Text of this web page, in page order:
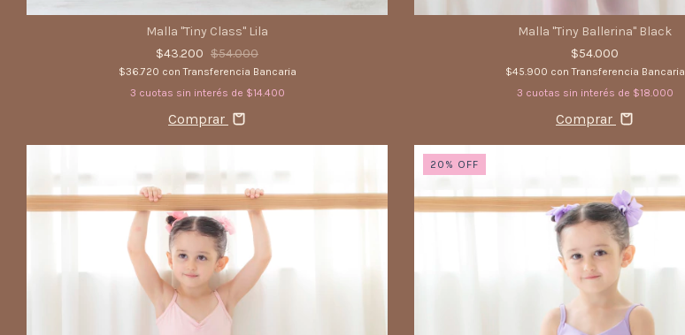
Malla "Tiny Class" Lila
$43.200 $54.000
$36.720 con Transferencia Bancaria
3 cuotas sin interés de $14.400
Comprar
Malla "Tiny Ballerina" Black
$54.000
$45.900 con Transferencia Bancaria
3 cuotas sin interés de $18.000
Comprar
20 % OFF